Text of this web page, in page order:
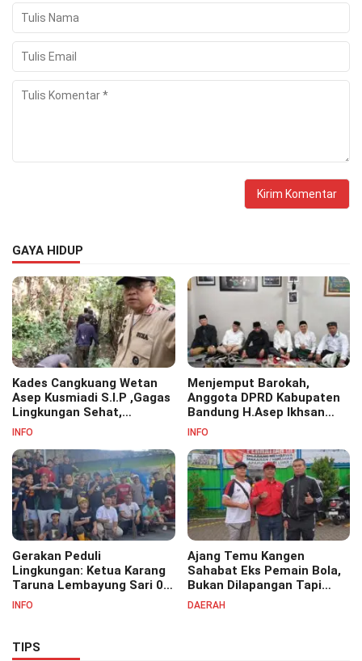
GAYA HIDUP
Kades Cangkuang Wetan
Asep Kusmiadi S.I.P ,Gagas
Lingkungan Sehat,
Bersihkan Saluran Air di RW
INFO
Menjemput Barokah,
Anggota DPRD Kabupaten
Bandung H.Asep Ikhsan
S.Pd.M.M Hadiri Haul Akbar
Pesantren Cipasung.
INFO
Gerakan Peduli
Lingkungan: Ketua Karang
Taruna Lembayung Sari 09
Irvan Permana Ajak
INFO
Ajang Temu Kangen
Sahabat Eks Pemain Bola,
Bukan Dilapangan Tapi
Ditongkrongan
DAERAH
TIPS